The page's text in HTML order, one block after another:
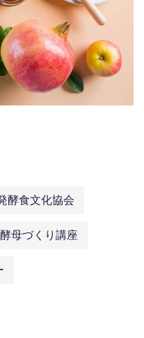
酵食文化協会
酵母づくり講座